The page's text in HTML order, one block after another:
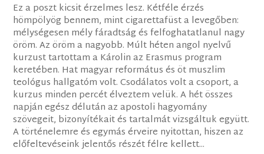
Ez a poszt kicsit érzelmes lesz. Kétféle érzés
hömpölyög bennem, mint cigarettafüst a levegőben:
mélységesen mély fáradtság és felfoghatatlanul nagy
öröm. Az öröm a nagyobb. Múlt héten angol nyelvű
kurzust tartottam a Károlin az Erasmus program
keretében. Hat magyar református és öt muszlim
teológus hallgatóm volt. Csodálatos volt a csoport, a
kurzus minden percét élveztem velük. A hét összes
napján egész délután az apostoli hagyomány
szövegeit, bizonyítékait és tartalmát vizsgáltuk együtt.
A történelemre és egymás érveire nyitottan, hiszen az
előfeltevéseink jelentős részét félre kellett...